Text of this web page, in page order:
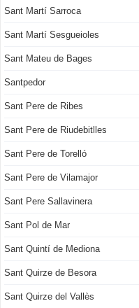
Sant Martí Sarroca
Sant Martí Sesgueioles
Sant Mateu de Bages
Santpedor
Sant Pere de Ribes
Sant Pere de Riudebitlles
Sant Pere de Torelló
Sant Pere de Vilamajor
Sant Pere Sallavinera
Sant Pol de Mar
Sant Quintí de Mediona
Sant Quirze de Besora
Sant Quirze del Vallès